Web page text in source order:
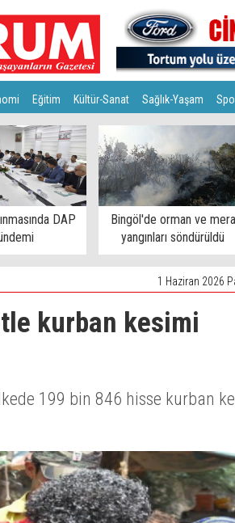
Eğitim Kültür-Sanat Sağlık-Yaşam
DAP
Bingöl'de orman ve mera
yangınları söndürüldü
1 Haziran 2026
kurban kesimi
199 bin 846 hisse kurban